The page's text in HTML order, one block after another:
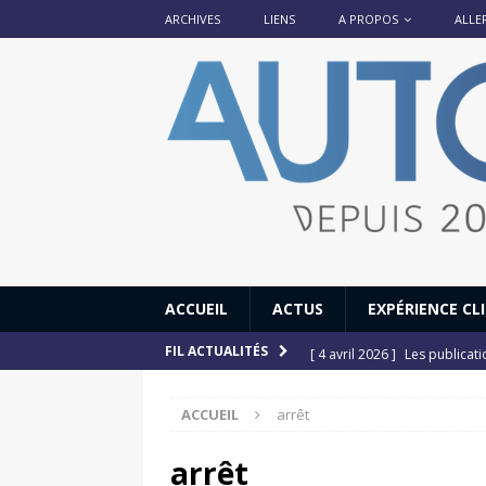
ARCHIVES LIENS A PROPOS
ACCUEIL ACTUS EXPÉRIENCE
FIL ACTUALITÉS [ 4 avril 2026 ] Les
ACCUEIL arrêt
arrêt